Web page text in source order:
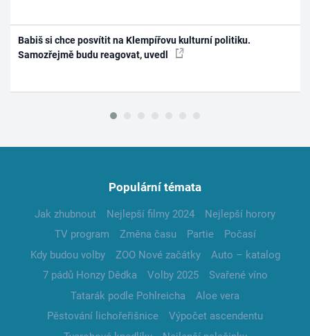
Babiš si chce posvítit na Klempířovu kulturní politiku.
Samozřejmě budu reagovat, uvedl
Populární témata
Jak zhubnout Nejlepší filmy 2024
Nejlepší horory
TV program
Změna času Partie
Počasí
Kdy budou volby
ZOO Nové začátky
Auto – katalog
7 pádů Honzy Dědka
Volby 2025
Svařené víno
Tatarák podle Pohlreicha
Aloe vera
Pěstování lichořeřišnice
Výpočet ascendentu